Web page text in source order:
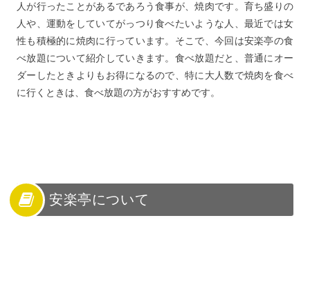
人が行ったことがあるであろう食事が、焼肉です。育ち盛りの
人や、運動をしていてがっつり食べたいような人、最近では女
性も積極的に焼肉に行っています。そこで、今回は安楽亭の食
べ放題について紹介していきます。食べ放題だと、普通にオー
ダーしたときよりもお得になるので、特に大人数で焼肉を食べ
に行くときは、食べ放題の方がおすすめです。
安楽亭について